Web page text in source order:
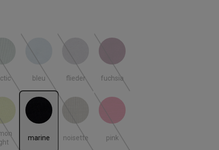
ist zurzeit nicht verfügbar.)
(Diese Option ist zurzeit nicht verfügbar.)
bleu
bleu
(Diese Option ist zurzeit nicht verfügbar.)
flieder
(Diese Option ist zurzeit nicht verfügbar.)
fuchsia
fuchsia
(Diese Option ist zurzeit nicht
ist zurzeit nicht verfügbar.)
light
(Diese Option ist zurzeit nicht verfügbar.)
marine
marine
noisette
noisette
(Diese Option ist zurzeit nicht verfügbar.)
pink
pink
(Diese Option ist zurzeit nicht